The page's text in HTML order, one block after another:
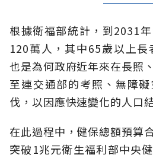
根據衛福部統計，到2031
120萬人，其中65歲以上
也是為何政府近年來在長照
至連交通部的考照、無障
伐，以因應快速變化的人口
在此過程中，健保總額預算
突破1兆元衛生福利部中央